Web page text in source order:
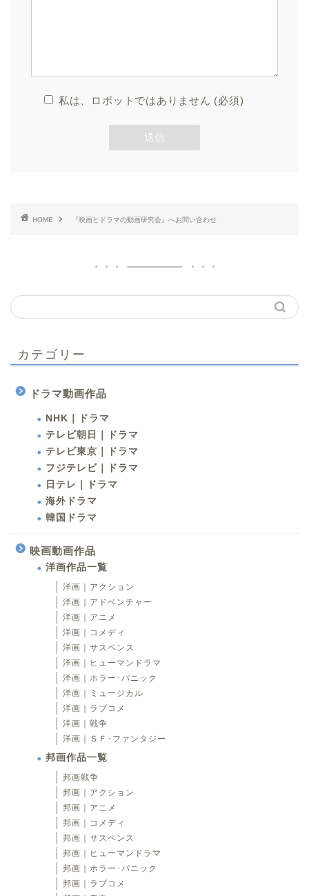
私は、ロボットではありません (必須)
HOME 『映画とドラマの動画研究会』へお問い合わせ
カテゴリー
ドラマ動画作品
NHK｜ドラマ
テレビ朝日｜ドラマ
テレビ東京｜ドラマ
フジテレビ｜ドラマ
日テレ｜ドラマ
海外ドラマ
韓国ドラマ
映画動画作品
洋画作品一覧
洋画｜アクション
洋画｜アドベンチャー
洋画｜アニメ
洋画｜コメディ
洋画｜サスペンス
洋画｜ヒューマンドラマ
洋画｜ホラー･パニック
洋画｜ミュージカル
洋画｜ラブコメ
洋画｜戦争
洋画｜ＳＦ･ファンタジー
邦画作品一覧
邦画戦争
邦画｜アクション
邦画｜アニメ
邦画｜コメディ
邦画｜サスペンス
邦画｜ヒューマンドラマ
邦画｜ホラー･パニック
邦画｜ラブコメ